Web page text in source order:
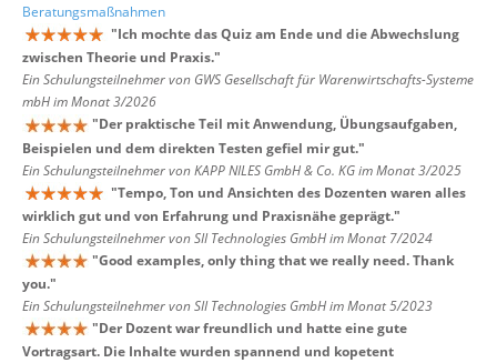
Beratungsmaßnahmen
"Ich mochte das Quiz am Ende und die Abwechslung
zwischen Theorie und Praxis."
Ein Schulungsteilnehmer von GWS Gesellschaft für Warenwirtschafts-Systeme
mbH im Monat 3/2026
"Der praktische Teil mit Anwendung, Übungsaufgaben,
Beispielen und dem direkten Testen gefiel mir gut."
Ein Schulungsteilnehmer von KAPP NILES GmbH & Co. KG im Monat 3/2025
"Tempo, Ton und Ansichten des Dozenten waren alles
wirklich gut und von Erfahrung und Praxisnähe geprägt."
Ein Schulungsteilnehmer von SII Technologies GmbH im Monat 7/2024
"Good examples, only thing that we really need. Thank
you."
Ein Schulungsteilnehmer von SII Technologies GmbH im Monat 5/2023
"Der Dozent war freundlich und hatte eine gute
Vortragsart. Die Inhalte wurden spannend und kopetent